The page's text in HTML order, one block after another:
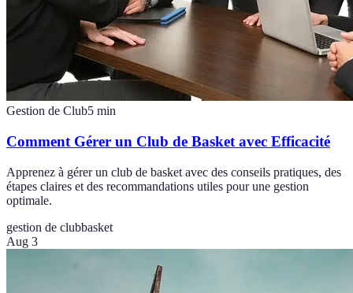
Gestion de Club5 min
Comment Gérer un Club de Basket avec Efficacité
Apprenez à gérer un club de basket avec des conseils pratiques, des
étapes claires et des recommandations utiles pour une gestion
optimale.
gestion de clubbasket
Aug 3